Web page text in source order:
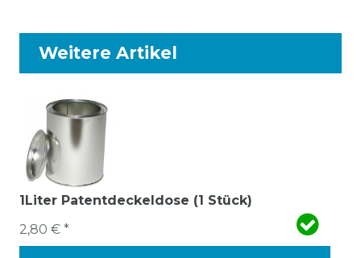
Weitere Artikel
1Liter Patentdeckeldose (1 Stück)
2,80 € *